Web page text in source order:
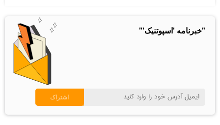
"خبرنامه 'اسپوتنیک'"